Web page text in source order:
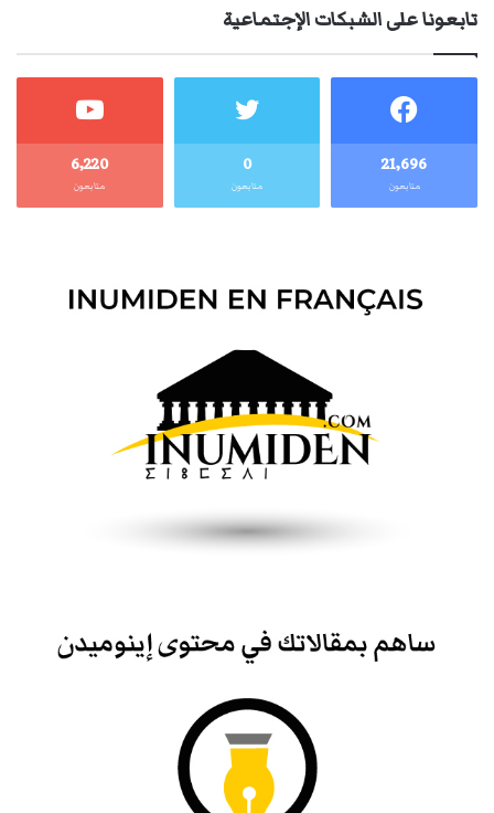
تابعونا على الشبكات الإجتماعية
21٬696
متابعون
0
متابعون
6٬220
متابعون